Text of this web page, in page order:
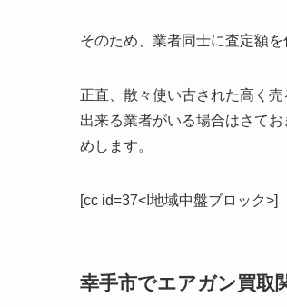
そのため、業者同士に査定額
正直、散々使い古された高く
出来る業者がいる場合はさて
めします。
[cc id=37<!地域中盤ブロック>]
幸手市でエアガン買取